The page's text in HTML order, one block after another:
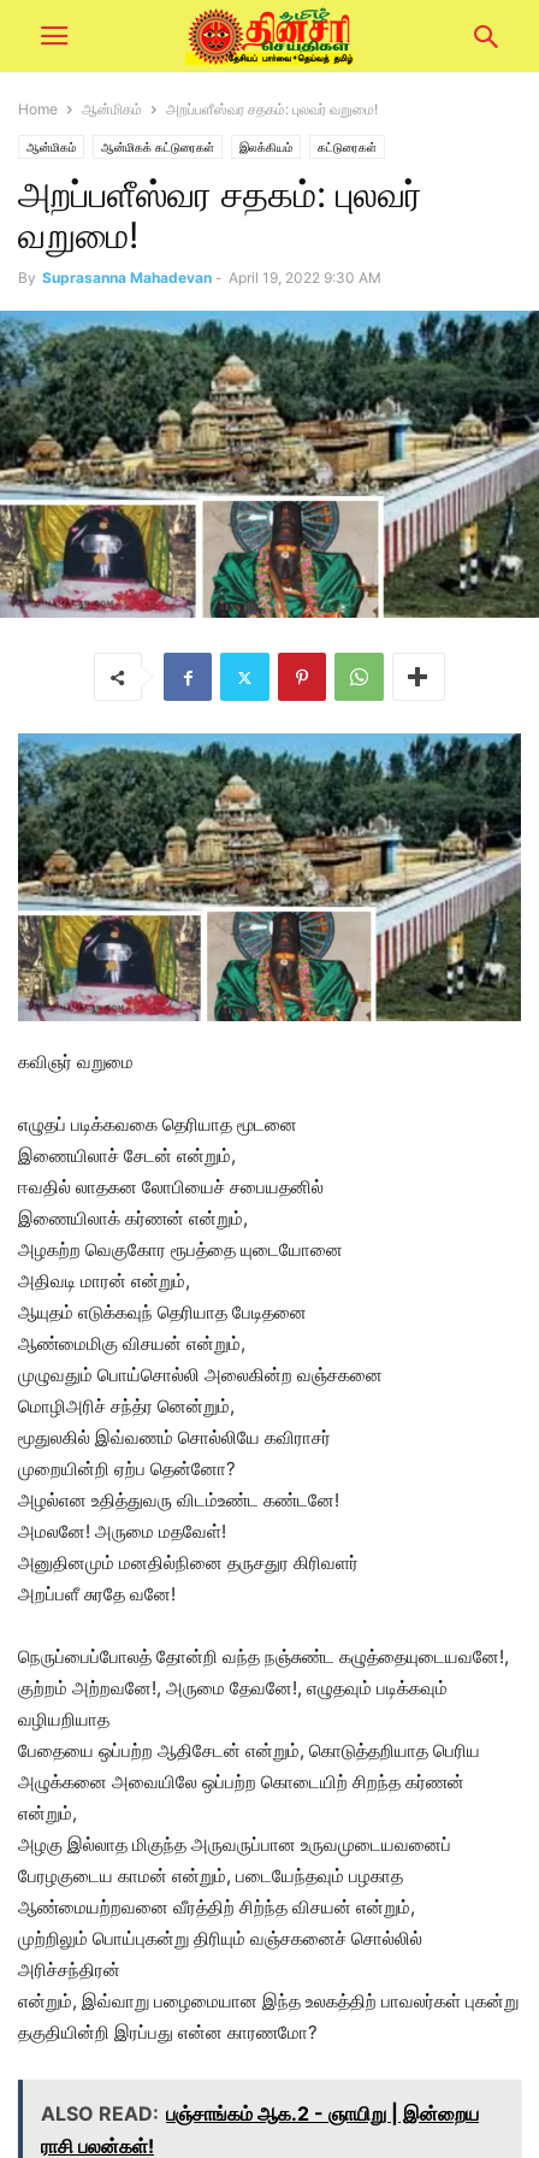
Home ஆன்மிகம் அறப்பளீஸ்வர சதகம்: புலவர் வறுமை!
ஆன்மிகம் ஆன்மிகக் கட்டுரைகள் இலக்கியம் கட்டுரைகள்
அறப்பளீஸ்வர சதகம்: புலவர்
வறுமை!
By Suprasanna Mahadevan - April 19, 2022 9:30 AM
கவிஞர் வறுமை
எழுதப் படிக்கவகை தெரியாத மூடனை
இணையிலாச் சேடன் என்றும்,
ஈவதில் லாதகன லோபியைச் சபையதனில்
இணையிலாக் கர்ணன் என்றும்,
அழகற்ற வெகுகோர ரூபத்தை யுடையோனை
அதிவடி மாரன் என்றும்,
ஆயுதம் எடுக்கவுந் தெரியாத பேடிதனை
ஆண்மைமிகு விசயன் என்றும்,
முழுவதும் பொய்சொல்லி அலைகின்ற வஞ்சகனை
மொழிஅரிச் சந்த்ர னென்றும்,
மூதுலகில் இவ்வணம் சொல்லியே கவிராசர்
முறையின்றி ஏற்ப தென்னோ?
அழல்என உதித்துவரு விடம்உண்ட கண்டனே!
அமலனே! அருமை மதவேள்!
அனுதினமும் மனதில்நினை தருசதுர கிரிவளர்
அறப்பளீ சுரதே வனே!
நெருப்பைப்போலத் தோன்றி வந்த நஞ்சுண்ட கழுத்தையுடையவனே!,
குற்றம் அற்றவனே!, அருமை தேவனே!, எழுதவும் படிக்கவும்
வழியறியாத
பேதையை ஒப்பற்ற ஆதிசேடன் என்றும், கொடுத்தறியாத பெரிய
அழுக்கனை அவையிலே ஒப்பற்ற கொடையிற் சிறந்த கர்ணன்
என்றும்,
அழகு இல்லாத மிகுந்த அருவருப்பான உருவமுடையவனைப்
பேரழகுடைய காமன் என்றும், படையேந்தவும் பழகாத
ஆண்மையற்றவனை வீரத்திற் சிற்ந்த விசயன் என்றும்,
முற்றிலும் பொய்புகன்று திரியும் வஞ்சகனைச் சொல்லில்
அரிச்சந்திரன்
என்றும், இவ்வாறு பழைமையான இந்த உலகத்திற் பாவலர்கள் புகன்று
தகுதியின்றி இரப்பது என்ன காரணமோ?
ALSO READ: பஞ்சாங்கம் ஆக.2 - ஞாயிறு | இன்றைய
ராசி பலன்கள்!